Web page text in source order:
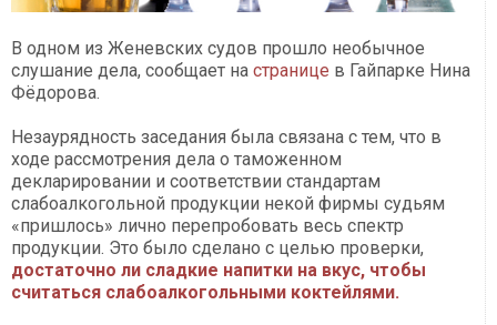
В одном из Женевских судов прошло необычное
слушание дела, сообщает на странице в Гайпарке Нина
Фёдорова.
Незаурядность заседания была связана с тем, что в
ходе рассмотрения дела о таможенном
декларировании и соответствии стандартам
слабоалкогольной продукции некой фирмы судьям
«пришлось» лично перепробовать весь спектр
продукции. Это было сделано с целью проверки,
достаточно ли сладкие напитки на вкус, чтобы
считаться слабоалкогольными коктейлями.